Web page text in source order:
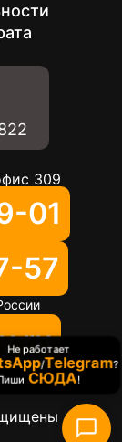
309
01
57
Не работает
/Telegram?
СЮДА!